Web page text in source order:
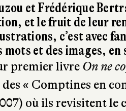
et Frédérique
et le fruit de leur
c’est avec
mots et des images,
premier livre On ne
« Comptines en
où ils revisitent le